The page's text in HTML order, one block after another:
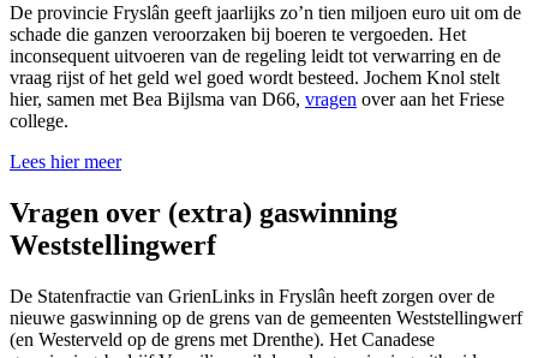
De provincie Fryslân geeft jaarlijks zo’n tien miljoen euro uit om de
schade die ganzen veroorzaken bij boeren te vergoeden. Het
inconsequent uitvoeren van de regeling leidt tot verwarring en de
vraag rijst of het geld wel goed wordt besteed. Jochem Knol stelt
hier, samen met Bea Bijlsma van D66, vragen over aan het Friese
college.
Lees hier meer
Vragen over (extra) gaswinning
Weststellingwerf
De Statenfractie van GrienLinks in Fryslân heeft zorgen over de
nieuwe gaswinning op de grens van de gemeenten Weststellingwerf
(en Westerveld op de grens met Drenthe). Het Canadese